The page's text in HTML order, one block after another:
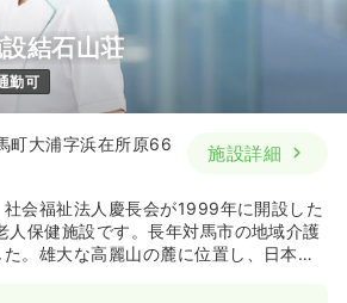
結石山荘
勤可
町大浦字浜在所原66
施設詳細
社会福祉法人慶長会が1999年に開設した
人保健施設です。長年対馬市の地域介護
。雄大な高麗山の麓に位置し、日本海